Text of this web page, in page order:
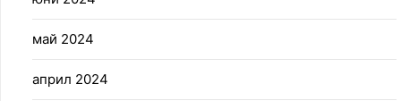
май 2024
април 2024